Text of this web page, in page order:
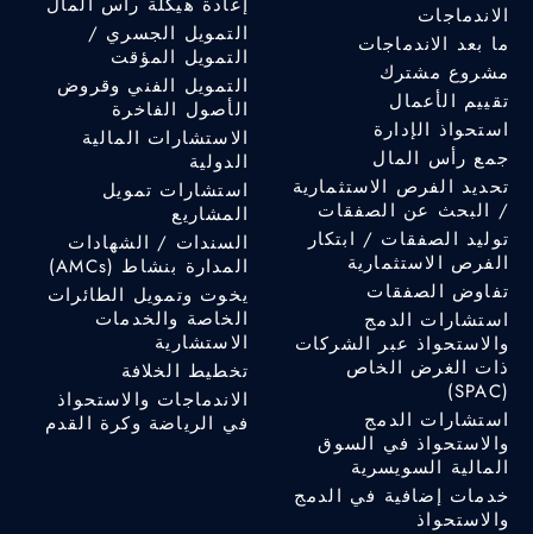
الاندماجات
ما بعد الاندماجات
مشروع مشترك
تقييم الأعمال
استحواذ الإدارة
جمع رأس المال
تحديد الفرص الاستثمارية
/ البحث عن الصفقات
توليد الصفقات / ابتكار
الفرص الاستثمارية
تفاوض الصفقات
استشارات الدمج
والاستحواذ عبر الشركات
ذات الغرض الخاص
(SPAC)
استشارات الدمج
والاستحواذ في السوق
المالية السويسرية
خدمات إضافية في الدمج
والاستحواذ
التمويل الجسري /
التمويل المؤقت
التمويل الفني وقروض
الأصول الفاخرة
الاستشارات المالية
الدولية
استشارات تمويل
المشاريع
السندات / الشهادات
المدارة بنشاط (AMCs)
يخوت وتمويل الطائرات
الخاصة والخدمات
الاستشارية
تخطيط الخلافة
الاندماجات والاستحواذ
في الرياضة وكرة القدم